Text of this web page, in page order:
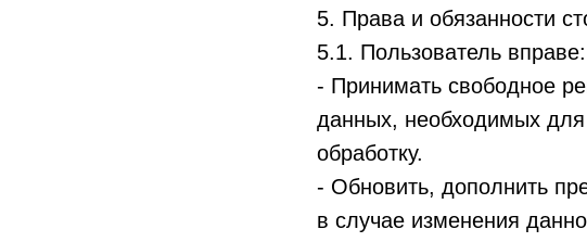
5. Права и обязанности
5.1. Пользователь вправе:
- Принимать свободное
данных, необходимых для
обработку.
- Обновить, дополнить
в случае изменения